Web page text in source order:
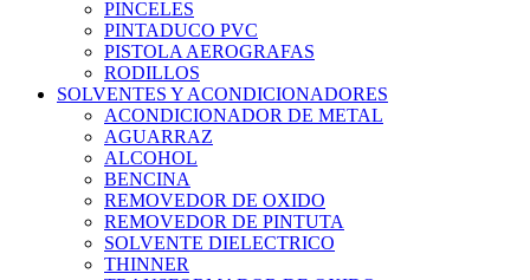
PINCELES
PINTADUCO PVC
PISTOLA AEROGRAFAS
RODILLOS
SOLVENTES Y ACONDICIONADORES
ACONDICIONADOR DE METAL
AGUARRAZ
ALCOHOL
BENCINA
REMOVEDOR DE OXIDO
REMOVEDOR DE PINTUTA
SOLVENTE DIELECTRICO
THINNER